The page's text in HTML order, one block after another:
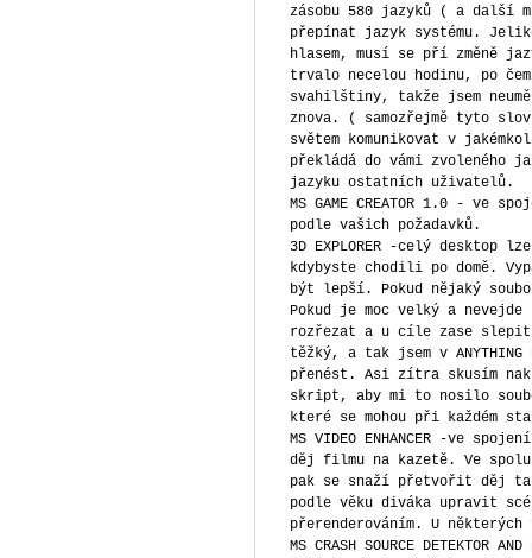
zásobu 580 jazyků ( a další
přepínat jazyk systému.
hlasem, musí se pří změně
trvalo necelou hodinu, po
svahilštiny, takže jsem
znova. ( samozřejmě tyto
světem komunikovat v
překládá do vámi zvoleného
jazyku ostatních uživatelů.
MS GAME CREATOR 1.0 - ve
podle vašich požadavků.
3D EXPLORER -celý desktop
kdybyste chodili po domě.
být lepší. Pokud nějaký
Pokud je moc velký a nevejde
rozřezat a u cíle zase
těžký, a tak jsem v
přenést. Asi zítra skusím
skript, aby mi to nosilo
které se mohou při každém
MS VIDEO ENHANCER -ve
děj filmu na kazetě. Ve
pak se snaží přetvořit děj
podle věku diváka upravit
přerenderováním. U
MS CRASH SOURCE DETEKTOR